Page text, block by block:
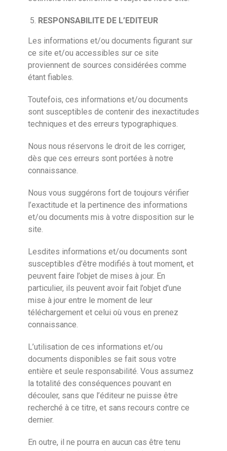
RESPONSABILITE DE L’EDITEUR
Les informations et/ou documents figurant sur
ce site et/ou accessibles sur ce site
proviennent de sources considérées comme
étant fiables.
Toutefois, ces informations et/ou documents
sont susceptibles de contenir des inexactitudes
techniques et des erreurs typographiques.
Nous nous réservons le droit de les corriger,
dès que ces erreurs sont portées à notre
connaissance.
Nous vous suggérons fort de toujours vérifier
l’exactitude et la pertinence des informations
et/ou documents mis à votre disposition sur le
site.
Lesdites informations et/ou documents sont
susceptibles d’être modifiés à tout moment, et
peuvent faire l’objet de mises à jour. En
particulier, ils peuvent avoir fait l’objet d’une
mise à jour entre le moment de leur
téléchargement et celui où vous en prenez
connaissance.
L’utilisation de ces informations et/ou
documents disponibles se fait sous votre
entière et seule responsabilité. Vous assumez
la totalité des conséquences pouvant en
découler, sans que l’éditeur ne puisse être
recherché à ce titre, et sans recours contre ce
dernier.
En outre, il ne pourra en aucun cas être tenu